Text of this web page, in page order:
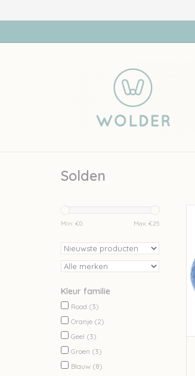
Solden
Min: €0 Max: €25
Kleur familie
Rood (3)
Oranje (2)
Geel (3)
Groen (3)
Blauw (8)